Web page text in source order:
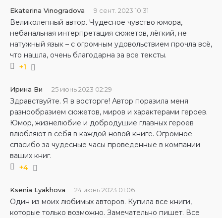
Ekaterina Vinogradova 9 сент. 2023 10:31
Великолепный автор. Чудесное чувство юмора,
небанальная интерпретация сюжетов, лёгкий, не
натужный язык – с огромным удовольствием прочла всё,
что нашла, очень благодарна за все тексты.
+1
Ирина Ви 25 июнь 2023 02:29
Здравствуйте. Я в восторге! Автор поразила меня
разнообразием сюжетов, миров и характерами героев.
Юмор, жизнелюбие и добродушие главных героев
влюбляют в себя в каждой новой книге. Огромное
спасибо за чудесные часы проведенные в компании
ваших книг.
+4
Ksenia Lyakhova 24 июнь 2023 01:06
Один из моих любимых авторов. Купила все книги,
которые только возможно. Замечательно пишет. Все